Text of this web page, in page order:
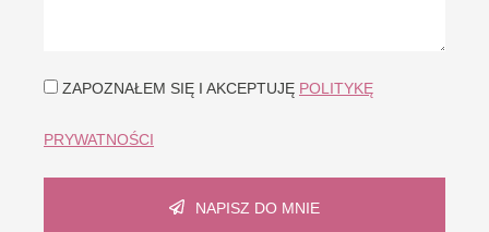
ZAPOZNAŁEM SIĘ I AKCEPTUJĘ POLITYKĘ
PRYWATNOŚCI
NAPISZ DO MNIE